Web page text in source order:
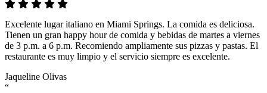
Excelente lugar italiano en Miami Springs. La comida es deliciosa.
Tienen un gran happy hour de comida y bebidas de martes a viernes
de 3 p.m. a 6 p.m. Recomiendo ampliamente sus pizzas y pastas. El
restaurante es muy limpio y el servicio siempre es excelente.
Jaqueline Olivas
“